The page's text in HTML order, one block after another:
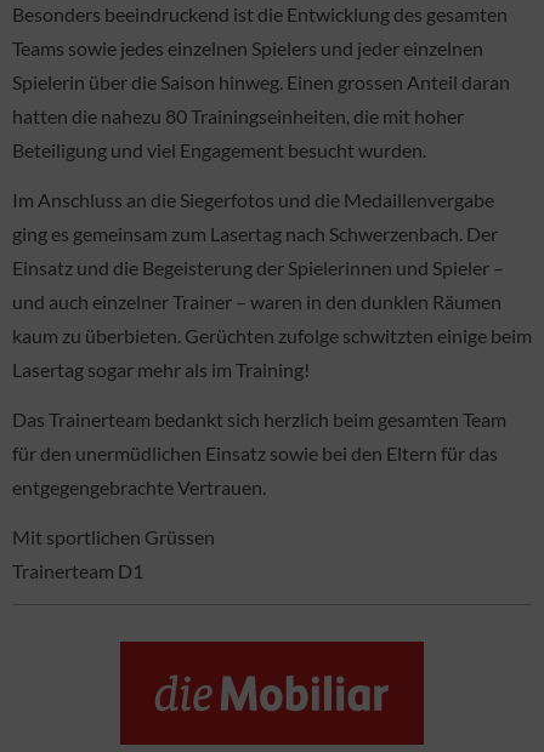
Besonders beeindruckend ist die Entwicklung des gesamten
Teams sowie jedes einzelnen Spielers und jeder einzelnen
Spielerin über die Saison hinweg. Einen grossen Anteil daran
hatten die nahezu 80 Trainingseinheiten, die mit hoher
Beteiligung und viel Engagement besucht wurden.
Im Anschluss an die Siegerfotos und die Medaillenvergabe
ging es gemeinsam zum Lasertag nach Schwerzenbach. Der
Einsatz und die Begeisterung der Spielerinnen und Spieler –
und auch einzelner Trainer – waren in den dunklen Räumen
kaum zu überbieten. Gerüchten zufolge schwitzten einige beim
Lasertag sogar mehr als im Training!
Das Trainerteam bedankt sich herzlich beim gesamten Team
für den unermüdlichen Einsatz sowie bei den Eltern für das
entgegengebrachte Vertrauen.
Mit sportlichen Grüssen
Trainerteam D1